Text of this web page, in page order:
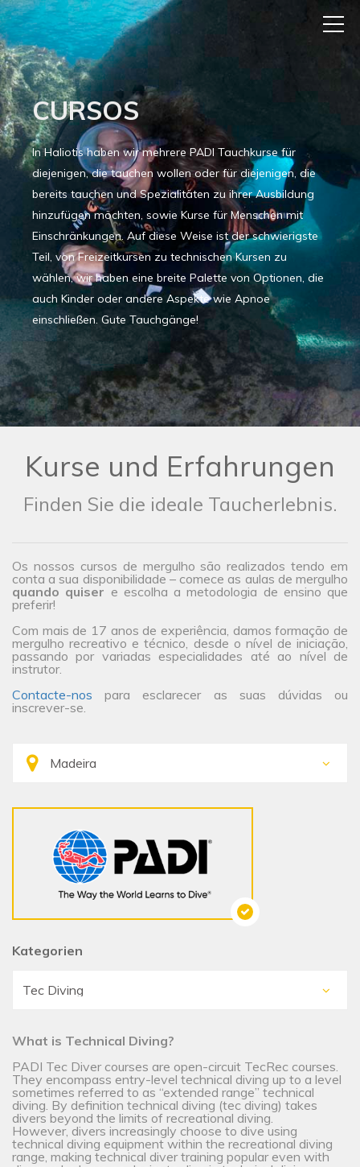
CURSOS
In Haliotis haben wir mehrere PADI Tauchkurse für
diejenigen, die tauchen wollen oder für diejenigen, die
bereits tauchen und Spezialitäten zu ihrer Ausbildung
hinzufügen möchten, sowie Kurse für Menschen mit
Einschränkungen. Auf diese Weise ist der schwierigste
Teil, von Freizeitkursen zu technischen Kursen zu
wählen, wir haben eine breite Palette von Optionen, die
auch Kinder oder andere Aspekte wie Apnoe
einschließen. Gute Tauchgänge!
Kurse und Erfahrungen
Finden Sie die ideale Taucherlebnis.
Os nossos cursos de mergulho são realizados tendo em
conta a sua disponibilidade – comece as aulas de mergulho
quando quiser e escolha a metodologia de ensino que
preferir!
Com mais de 17 anos de experiência, damos formação de
mergulho recreativo e técnico, desde o nível de iniciação,
passando por variadas especialidades até ao nível de
instrutor.
Contacte-nos para esclarecer as suas dúvidas ou
inscrever-se.
Kategorien
What is Technical Diving?
PADI Tec Diver courses are open-circuit TecRec courses.
They encompass entry-level technical diving up to a level
sometimes referred to as “extended range” technical
diving. By definition technical diving (tec diving) takes
divers beyond the limits of recreational diving.
However, divers increasingly choose to dive using
technical diving equipment within the recreational diving
range, making technical diver training popular even with